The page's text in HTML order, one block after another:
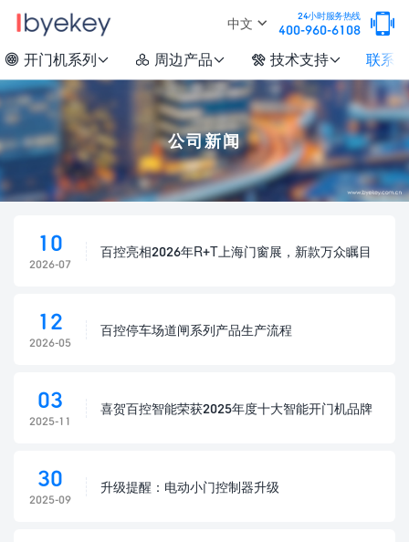
24小时服务热线
400-960-6108 
中文
 开门机系列  周边产品  技术支持 联系
公司新闻
10
2026-07
百控亮相2026年R+T上海门窗展，新款万众瞩目
12
2026-05
百控停车场道闸系列产品生产流程
03
2025-11
喜贺百控智能荣获2025年度十大智能开门机品牌
30
2025-09
升级提醒：电动小门控制器升级